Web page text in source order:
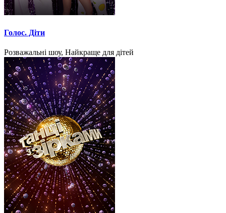
Голос. Діти
Розважальні шоу, Найкраще для дітей